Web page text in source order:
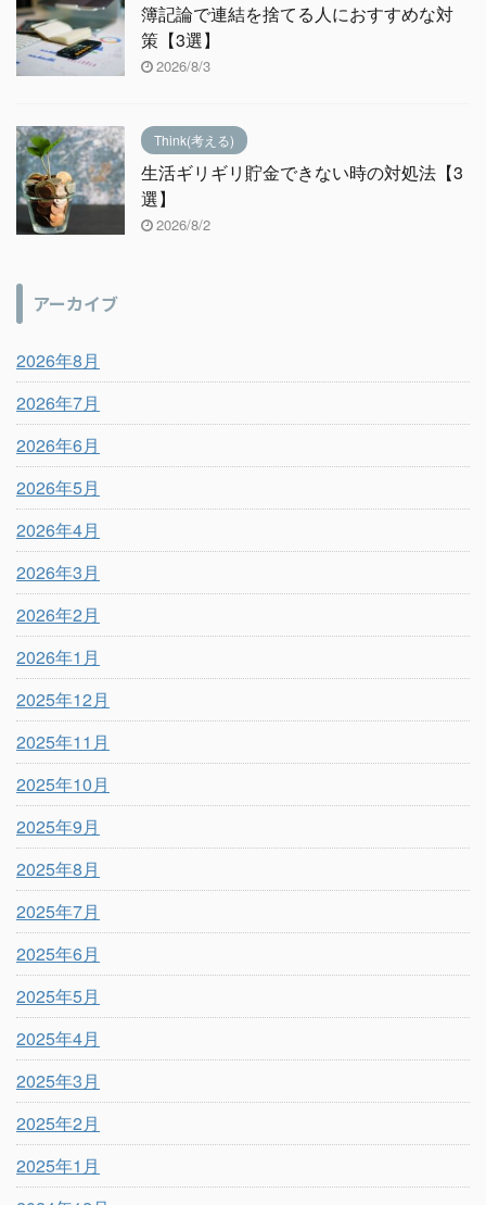
簿記論で連結を捨てる人におすすめな対
策【3選】
2026/8/3
Think(考える)
生活ギリギリ貯金できない時の対処法【3
選】
2026/8/2
アーカイブ
2026年8月
2026年7月
2026年6月
2026年5月
2026年4月
2026年3月
2026年2月
2026年1月
2025年12月
2025年11月
2025年10月
2025年9月
2025年8月
2025年7月
2025年6月
2025年5月
2025年4月
2025年3月
2025年2月
2025年1月